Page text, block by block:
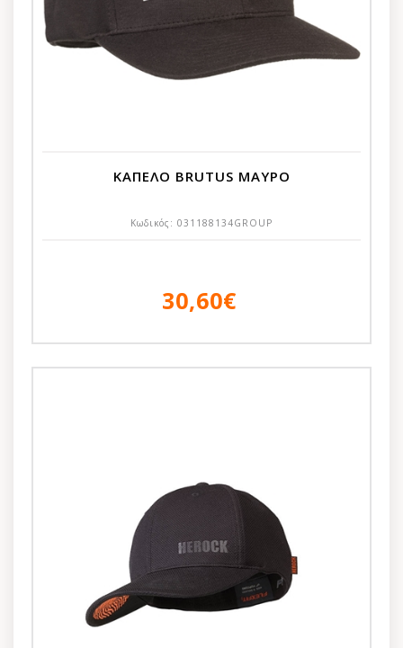
ΚΑΠΕΛΟ BRUTUS ΜΑΥΡΟ
Κωδικός: 031188134GROUP
30,60€